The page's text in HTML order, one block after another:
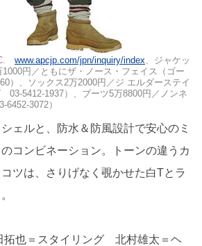
www.apcjp.com/jpn/inquiry/index 、ジャケッ
1000円／ともにザ・ノース・フェイス（ゴー
）、ソックス2万2000円／ジ エルダーステイ
03-5412-1937）、ブーツ5万8800円／ノンネ
3072）
ェルと、防水＆防風設計で安心のミ
コンビネーション。トーンの違うカ
ツは、さりげなく覗かせた白Tとラ
也＝スタイリング 北村雄太＝ヘ